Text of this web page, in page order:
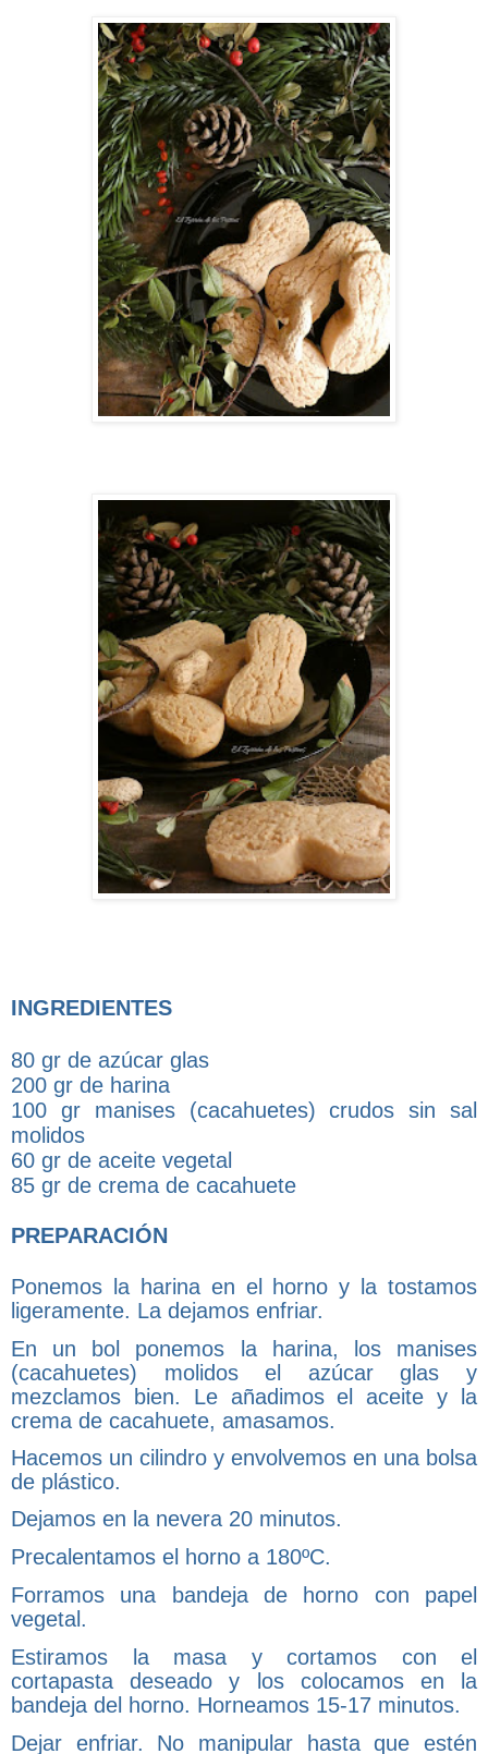
INGREDIENTES
80 gr de azúcar glas
200 gr de harina
100 gr manises (cacahuetes) crudos sin sal
molidos
60 gr de aceite vegetal
85 gr de crema de cacahuete
PREPARACIÓN
Ponemos la harina en el horno y la tostamos
ligeramente. La dejamos enfriar.
En un bol ponemos la harina, los manises
(cacahuetes) molidos el azúcar glas y
mezclamos bien. Le añadimos el aceite y la
crema de cacahuete, amasamos.
Hacemos un cilindro y envolvemos en una bolsa
de plástico.
Dejamos en la nevera 20 minutos.
Precalentamos el horno a 180ºC.
Forramos una bandeja de horno con papel
vegetal.
Estiramos la masa y cortamos con el
cortapasta deseado y los colocamos en la
bandeja del horno. Horneamos 15-17 minutos.
Dejar enfriar. No manipular hasta que estén